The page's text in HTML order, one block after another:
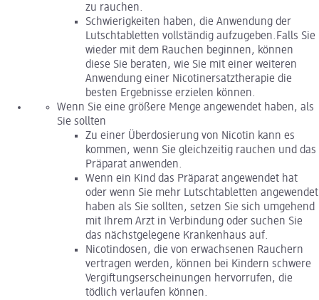
zu rauchen.
Schwierigkeiten haben, die Anwendung der
Lutschtabletten vollständig aufzugeben.Falls Sie
wieder mit dem Rauchen beginnen, können
diese Sie beraten, wie Sie mit einer weiteren
Anwendung einer Nicotinersatztherapie die
besten Ergebnisse erzielen können.
Wenn Sie eine größere Menge angewendet haben, als
Sie sollten
Zu einer Überdosierung von Nicotin kann es
kommen, wenn Sie gleichzeitig rauchen und das
Präparat anwenden.
Wenn ein Kind das Präparat angewendet hat
oder wenn Sie mehr Lutschtabletten angewendet
haben als Sie sollten, setzen Sie sich umgehend
mit Ihrem Arzt in Verbindung oder suchen Sie
das nächstgelegene Krankenhaus auf.
Nicotindosen, die von erwachsenen Rauchern
vertragen werden, können bei Kindern schwere
Vergiftungserscheinungen hervorrufen, die
tödlich verlaufen können.